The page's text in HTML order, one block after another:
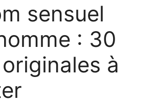
sensuel
: 30
à